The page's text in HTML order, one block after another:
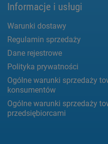
Informacje i usługi
Warunki dostawy
Regulamin sprzedaży
Dane rejestrowe
Polityka prywatności
Ogólne warunki sprzedaży
konsumentów
Ogólne warunki sprzedaży
przedsiębiorcami